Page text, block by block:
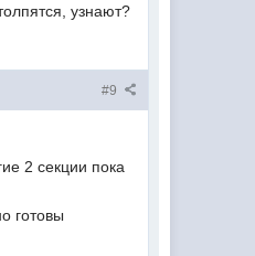
узнают?
#9
2 секции пока
готовы